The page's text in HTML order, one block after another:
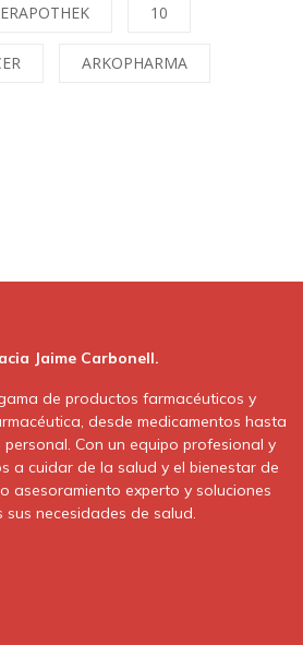
10
ARKOPHARMA
Jaime Carbonell.
de productos farmacéuticos y
desde medicamentos hasta
Con un equipo profesional y
a cuidar de la salud y el bienestar de
asesoramiento experto y soluciones
necesidades de salud.